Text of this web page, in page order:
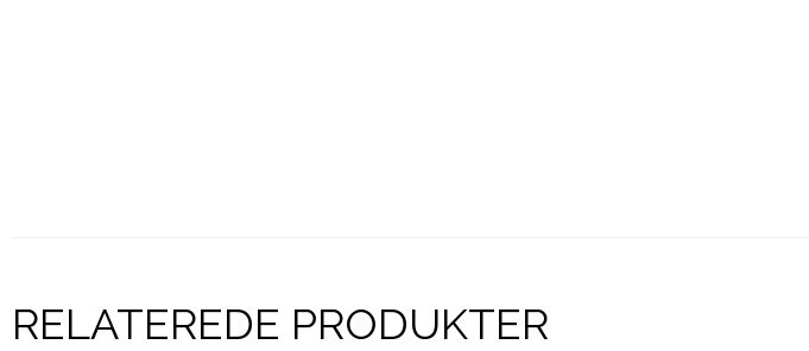
RELATEREDE PRODUKTER